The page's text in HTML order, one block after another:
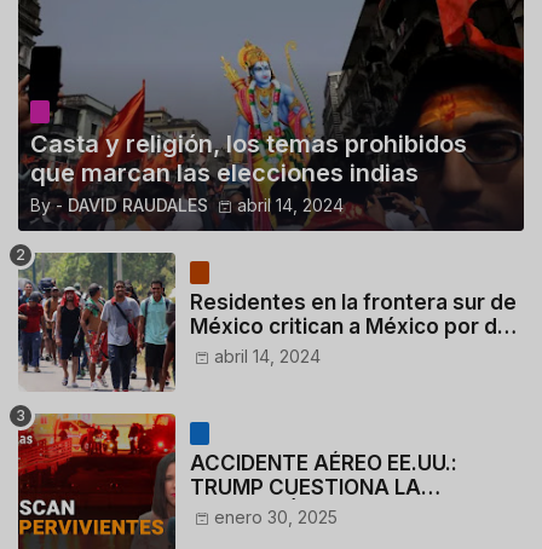
Casta y religión, los temas prohibidos
que marcan las elecciones indias
By - DAVID RAUDALES abril 14, 2024
Residentes en la frontera sur de
México critican a México por dar
110 dólares a migrantes
deportados
abril 14, 2024
ACCIDENTE AÉREO EE.UU.:
TRUMP CUESTIONA LA
ACTUACIÓN DE LOS
CONTROLADORES y PILOTO del
enero 30, 2025